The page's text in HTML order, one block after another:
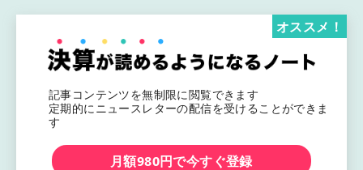
記事コンテンツを無制限に閲覧できます
定期的にニュースレターの配信を受けることができま
す
オススメ！
月額980円で今すぐ登録